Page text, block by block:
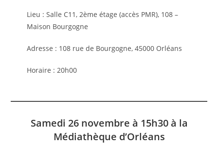
Lieu : Salle C11, 2ème étage (accès PMR), 108 –
Maison Bourgogne
Adresse : 108 rue de Bourgogne, 45000 Orléans
Horaire : 20h00
Samedi 26 novembre à 15h30 à la
Médiathèque d’Orléans